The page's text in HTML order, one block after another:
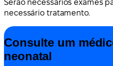
Serão necessários exames
necessário tratamento.
Consulte um
neonatal